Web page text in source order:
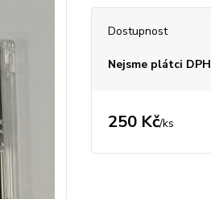
Dostupnost
Nejsme plátci DPH
250 Kč/ks